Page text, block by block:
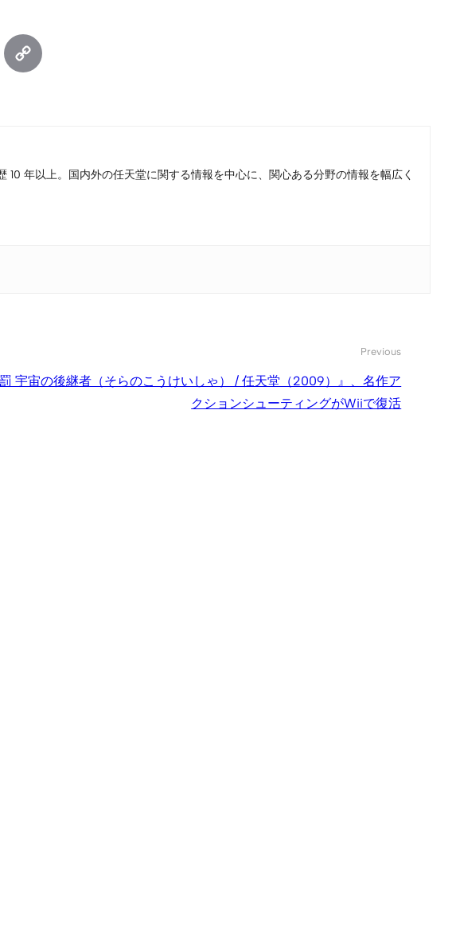
年以上。国内外の任天堂に関する情報を中心に、関心ある分野の情報を幅広く
Previous
宇宙の後継者（そらのこうけいしゃ） / 任天堂（2009）』、名作ア
クションシューティングがWiiで復活